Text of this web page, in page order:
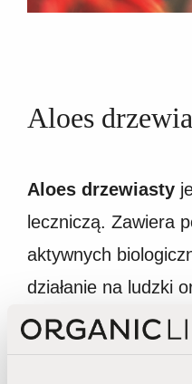
Aloes
A loes drzewiasty
leczniczą. Zawiera
aktywnych
działanie na ludzki
naukowe wykazały,
skutecznym